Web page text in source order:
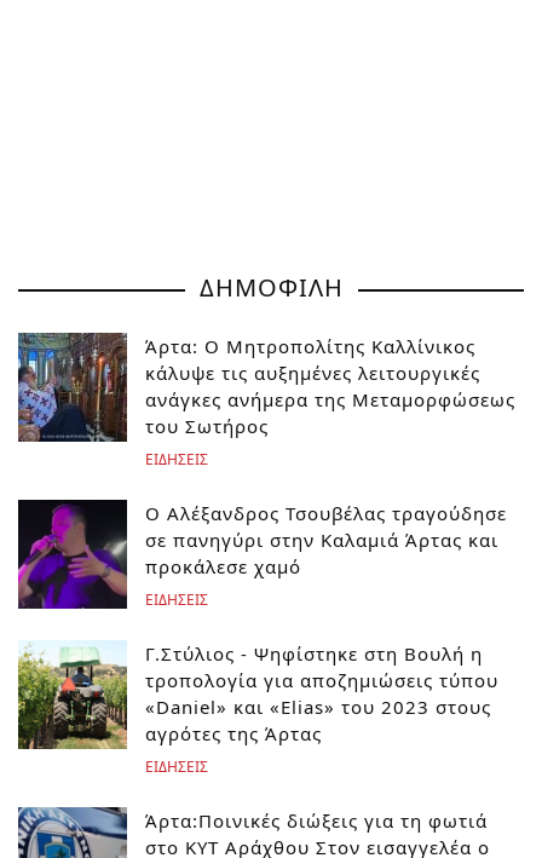
ΔΗΜΟΦΙΛΗ
Άρτα: Ο Μητροπολίτης Καλλίνικος
κάλυψε τις αυξημένες λειτουργικές
ανάγκες ανήμερα της Μεταμορφώσεως
του Σωτήρος
ΕΙΔΗΣΕΙΣ
Ο Αλέξανδρος Τσουβέλας τραγούδησε
σε πανηγύρι στην Καλαμιά Άρτας και
προκάλεσε χαμό
ΕΙΔΗΣΕΙΣ
Γ.Στύλιος - Ψηφίστηκε στη Βουλή η
τροπολογία για αποζημιώσεις τύπου
«Daniel» και «Elias» του 2023 στους
αγρότες της Άρτας
ΕΙΔΗΣΕΙΣ
Άρτα:Ποινικές διώξεις για τη φωτιά
στο ΚΥΤ Αράχθου Στον εισαγγελέα ο